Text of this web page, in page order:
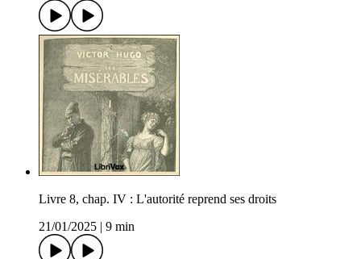
Livre 8, chap. IV : L'autorité reprend ses droits
21/01/2025
9 min